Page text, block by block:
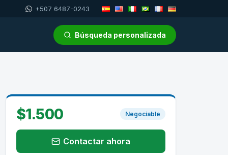
+507 6487-0243
Búsqueda personalizada
$1.500 Negociable
Contactar ahora